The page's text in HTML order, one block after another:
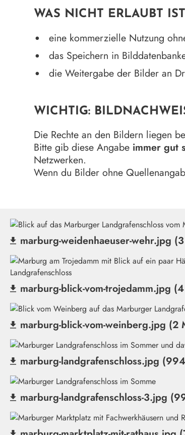
WAS NICHT ERLAUBT
eine kommerzielle Nutzung
das Speichern in
die Weitergabe der Bilder an
WICHTIG:
Die Rechte an den Bildern liegen
Bitte gib diese Angabe immer gut
Netzwerken.
Wenn du Bilder ohne
marburg-weidenhaeuser-wehr.jpg
(Datei herunterladen)
marburg-blick-vom-trojedamm.jpg
(Datei herunterladen)
marburg-blick-vom-weinberg.jpg (2
(Datei herunterladen)
marburg-landgrafenschloss.jpg
(Datei herunterladen)
marburg-landgrafenschloss-3.jpg
(Datei herunterladen)